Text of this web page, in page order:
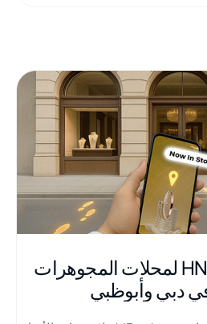
جذب زيارات HNWI لمحلات المجوهرات
دبي وأبوظبي